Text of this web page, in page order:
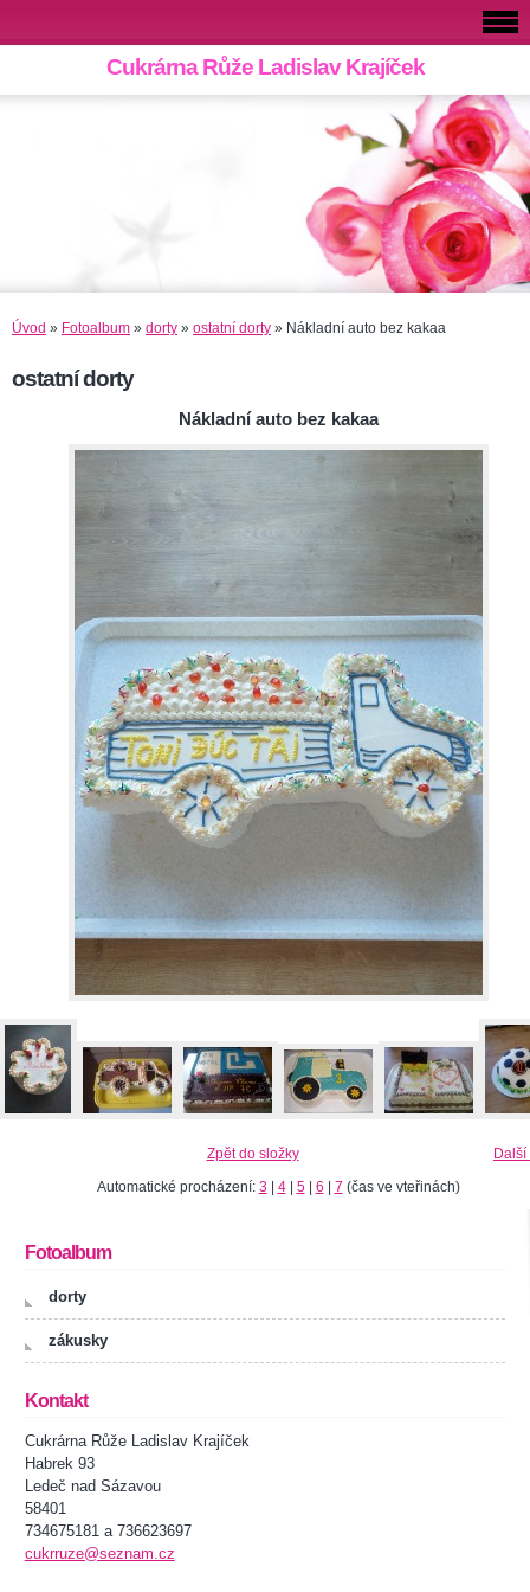
Cukrárna Růže Ladislav Krajíček
Úvod » Fotoalbum » dorty » ostatní dorty » Nákladní auto bez kakaa
ostatní dorty
Nákladní auto bez kakaa
Zpět do složky
Automatické procházení: 3 4| 5| 6 7 (čas ve vteřinách)
Fotoalbum
dorty
zákusky
Kontakt
Cukrárna Růže Ladislav Krajíček
Habrek 93
Ledeč nad Sázavou
58401
734675181 a 736623697
cukrruze@seznam.cz